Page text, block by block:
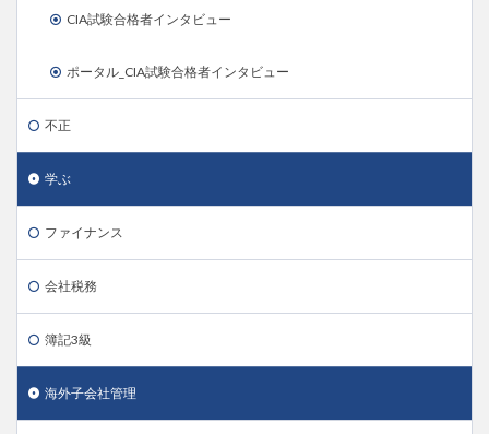
CIA試験合格者インタビュー
ポータル_CIA試験合格者インタビュー
不正
学ぶ
ファイナンス
会社税務
簿記3級
海外子会社管理